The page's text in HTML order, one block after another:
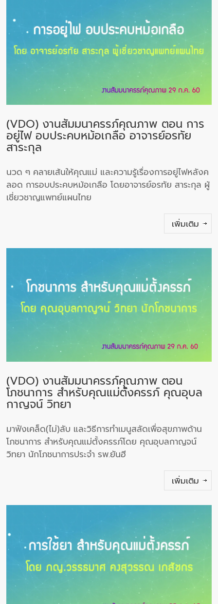
(VDO) งานสัมมนาครรภ์คุณภาพ ตอน การ
อยู่ไฟ อบประคบหม้อเกลือ อาจารย์อรทัย
สาระกุล
นวด ๆ คลายเส้นให้คุณแม่ และความรู้เรื่องการอยู่ไฟหลังค
ลอด การอบประคบหม้อเกลือ โดยอาจารย์อรทัย สาระกุล ผู้
เชี่ยวชาญแพทย์แผนไทย
เพิ่มเติม
(VDO) งานสัมมนาครรภ์คุณภาพ ตอน
โภชนาการ สำหรับคุณแม่ตั้งครรภ์ คุณอุบล
กาญจน์ วิทยา
มาฟังเคล็ด(ไม่)ลับ และวิธีการทำเมนูสลัดเพื่อสุขภาพด้าน
โภชนาการ สำหรับคุณแม่ตั้งครรภ์โดย คุณอุบลกาญจน์
วิทยา นักโภชนาการประจำ รพ.ยันฮี
เพิ่มเติม